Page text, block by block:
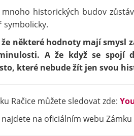
historických budov
symbolicky.
některé hodnoty mají smysl
A že když se spojí
které nebude žít jen svou
Račice můžete sledovat zde:
na oficiálním webu Zámku